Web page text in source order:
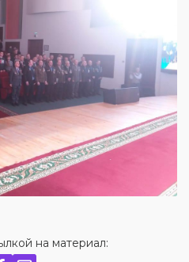
на материал: